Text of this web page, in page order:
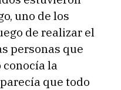
uno de los
de realizar el
personas que
conocía la
que todo